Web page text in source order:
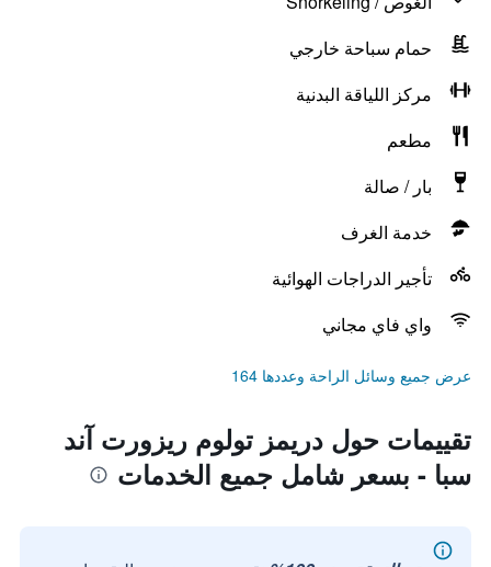
حمام سباحة خارجي
مركز اللياقة البدنية
مطعم
بار / صالة
خدمة الغرف
تأجير الدراجات الهوائية
واي فاي مجاني
عرض جميع وسائل الراحة وعددها 164
تقييمات حول دريمز تولوم ريزورت آند
سبا - بسعر شامل جميع الخدمات